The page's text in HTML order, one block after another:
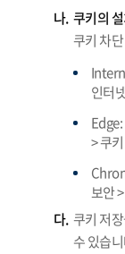
나. 쿠키의
쿠키 차
인터
> 쿠
보안
다. 쿠키 저
수 있습